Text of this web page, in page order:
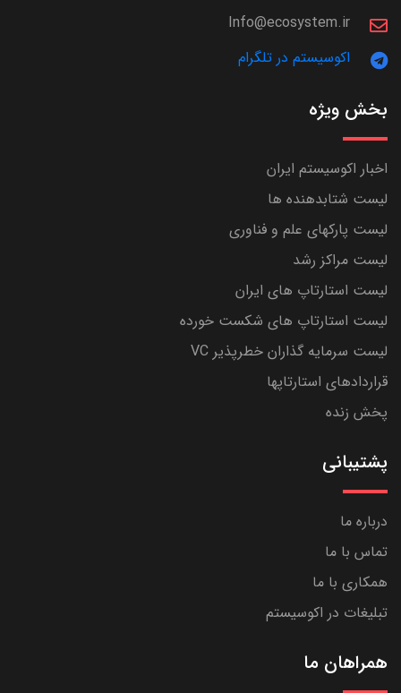
Info@ecosystem.ir
اکوسیستم در تلگرام
بخش ویژه
اخبار اکوسیستم ایران
لیست شتابدهنده ها
لیست پارکهای علم و فناوری
لیست مراکز رشد
لیست استارتاپ های ایران
لیست استارتاپ های شکست خورده
لیست سرمایه گذاران خطرپذیر VC
قراردادهای استارتاپها
پخش زنده
پشتیبانی
درباره ما
تماس با ما
همکاری با ما
تبلیغات در اکوسیستم
همراهان ما